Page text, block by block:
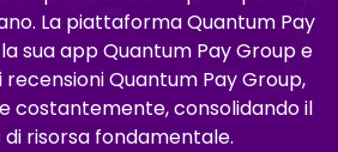
La piattaforma Quantum Pay
sua app Quantum Pay Group e
Quantum Pay Group,
costantemente, consolidando il
di risorsa fondamentale.